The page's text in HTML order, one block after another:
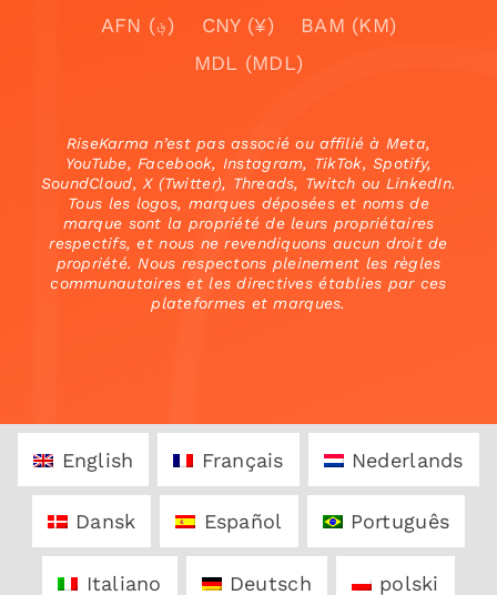
AFN (؋)
CNY (¥)
BAM (KM)
MDL (MDL)
RiseKarma n’est pas associé ou affilié à Meta,
YouTube, Facebook, Instagram, TikTok, Spotify,
SoundCloud, X (Twitter), Threads, Twitch ou LinkedIn.
Tous les logos, marques déposées et noms de
marque sont la propriété de leurs propriétaires
respectifs, et nous ne revendiquons aucun droit de
propriété. Nous respectons pleinement les règles
communautaires et les directives établies par ces
plateformes et marques.
English Français Nederlands
Dansk Español Português
Italiano Deutsch polski